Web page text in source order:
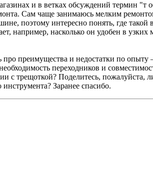
и в ветках обсуждений термин "т
Сам чаще занимаюсь мелким
поэтому интересно понять, где
например, насколько он удобен в узких
преимущества и недостатки по
переходников и
с трещоткой? Поделитесь, пожалуйста,
Заранее спасибо.